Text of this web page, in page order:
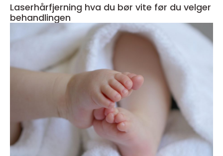
Laserhårfjerning hva du bør vite før du velger
behandlingen